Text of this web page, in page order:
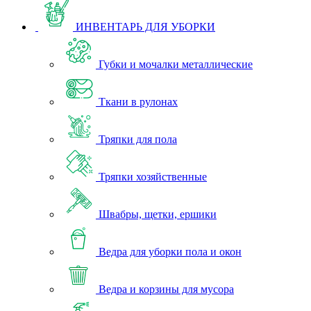
ИНВЕНТАРЬ ДЛЯ УБОРКИ
Губки и мочалки металлические
Ткани в рулонах
Тряпки для пола
Тряпки хозяйственные
Швабры, щетки, ершики
Ведра для уборки пола и окон
Ведра и корзины для мусора